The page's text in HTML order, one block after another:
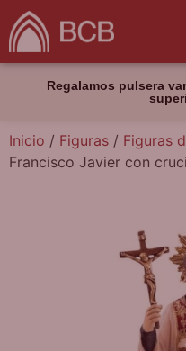
Regalamos pulsera
Inicio / Figuras / Figuras
Francisco Javier con